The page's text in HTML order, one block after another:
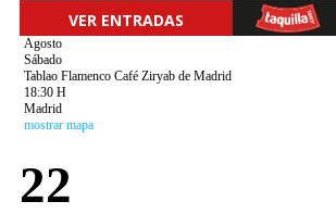
VER ENTRADAS
Agosto
Sábado
Tablao Flamenco Café Ziryab de Madrid
18:30 H
Madrid
mostrar mapa
22